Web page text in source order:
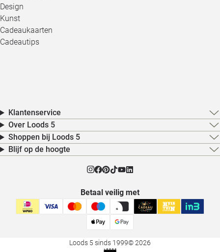
Design
Kunst
Cadeaukaarten
Cadeautips
Klantenservice
Over Loods 5
Shoppen bij Loods 5
Blijf op de hoogte
Betaal veilig met
Loods 5 sinds 1999© 2026